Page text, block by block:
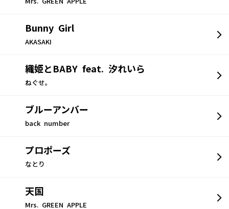
Bunny Girl
AKASAKI
織姫とBABY feat. 汐れいら
ねぐせ。
ブルーアンバー
back number
プロポーズ
なとり
天国
Mrs. GREEN APPLE